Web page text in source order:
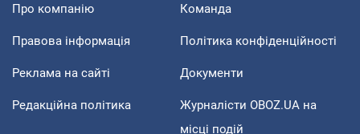
Про компанію Команда
Правова інформація Політика конфіденційності
Реклама на сайті Документи
Редакційна політика
Журналісти OBOZ.UA на
місці подій